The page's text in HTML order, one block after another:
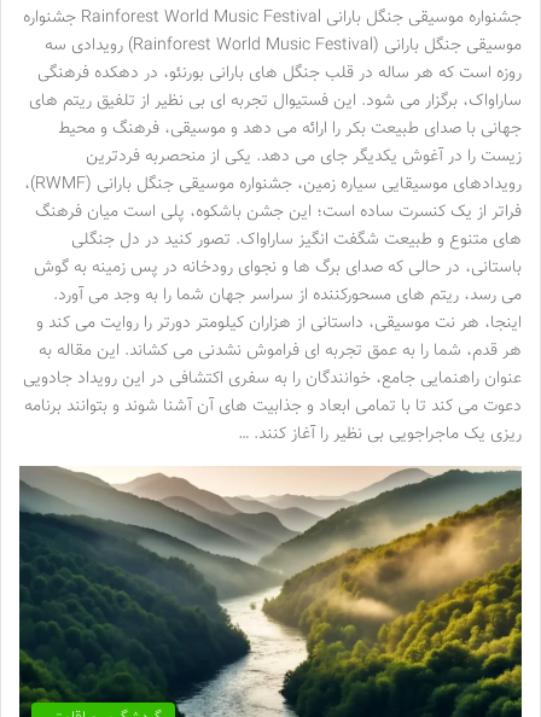
جشنواره موسیقی جنگل بارانی Rainforest World Music Festival جشنواره
موسیقی جنگل بارانی (Rainforest World Music Festival) رویدادی سه
روزه است که هر ساله در قلب جنگل های بارانی بورنئو، در دهکده فرهنگی
ساراواک، برگزار می شود. این فستیوال تجربه ای بی نظیر از تلفیق ریتم های
جهانی با صدای طبیعت بکر را ارائه می دهد و موسیقی، فرهنگ و محیط
زیست را در آغوش یکدیگر جای می دهد. یکی از منحصربه فردترین
رویدادهای موسیقایی سیاره زمین، جشنواره موسیقی جنگل بارانی (RWMF)،
فراتر از یک کنسرت ساده است؛ این جشن باشکوه، پلی است میان فرهنگ
های متنوع و طبیعت شگفت انگیز ساراواک. تصور کنید در دل جنگلی
باستانی، در حالی که صدای برگ ها و نجوای رودخانه در پس زمینه به گوش
می رسد، ریتم های مسحورکننده از سراسر جهان شما را به وجد می آورد.
اینجا، هر نت موسیقی، داستانی از هزاران کیلومتر دورتر را روایت می کند و
هر قدم، شما را به عمق تجربه ای فراموش نشدنی می کشاند. این مقاله به
عنوان راهنمایی جامع، خوانندگان را به سفری اکتشافی در این رویداد جادویی
دعوت می کند تا با تمامی ابعاد و جذابیت های آن آشنا شوند و بتوانند برنامه
ریزی یک ماجراجویی بی نظیر را آغاز کنند. …